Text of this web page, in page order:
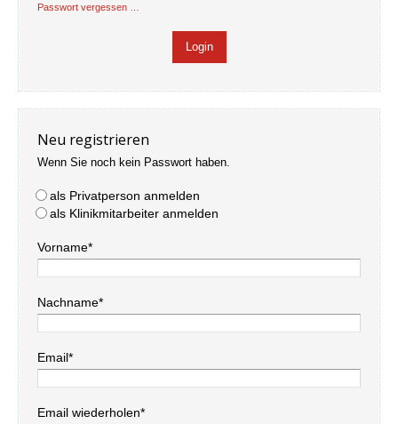
Passwort vergessen …
Neu registrieren
Wenn Sie noch kein Passwort haben.
als Privatperson anmelden
als Klinikmitarbeiter anmelden
Vorname*
Nachname*
Email*
Email wiederholen*